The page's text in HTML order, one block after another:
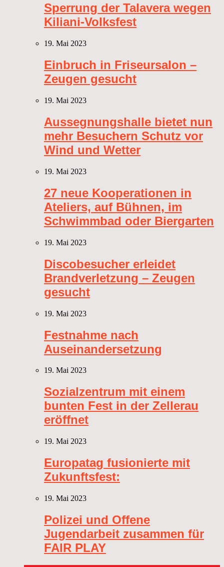
Sperrung der Talavera wegen
Kiliani-Volksfest
19. Mai 2023
Einbruch in Friseursalon –
Zeugen gesucht
19. Mai 2023
Aussegnungshalle bietet nun
mehr Besuchern Schutz vor
Wind und Wetter
19. Mai 2023
27 neue Kooperationen in
Ateliers, auf Bühnen, im
Schwimmbad oder Biergarten
19. Mai 2023
Discobesucher erleidet
Brandverletzung – Zeugen
gesucht
19. Mai 2023
Festnahme nach
Auseinandersetzung
19. Mai 2023
Sozialzentrum mit einem
bunten Fest in der Zellerau
eröffnet
19. Mai 2023
Europatag fusionierte mit
Zukunftsfest:
19. Mai 2023
Polizei und Offene
Jugendarbeit zusammen für
FAIR PLAY